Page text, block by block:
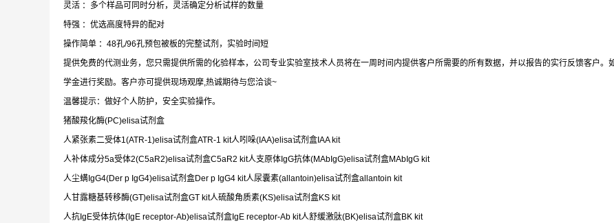
灵活 ：多个样品可同时分析，灵活确定分析试样的数量
特强 ：优选高度特异的配对
操作简单 ：48孔/96孔预包被板的完整试剂，实验时间短
提供免费的代测业务，您只需提供所需的化验样本，公司专业实验室技术人员将在一周时间内提供客户所需要的所有数据，并以报告的实行反馈客户
学金进行奖励。客户亦可提供现场观摩,热诚期待与您洽谈~
温馨提示：做好个人防护，安全实验操作。
猪酸羧化酶(PC)elisa试剂盒
人紧张素二受体1(ATR-1)elisa试剂盒ATR-1 kit人吲哚(IAA)elisa试剂盒IAA kit
人补体成分5a受体2(C5aR2)elisa试剂盒C5aR2 kit人支原体IgG抗体(MAbIgG)elisa试剂盒MAbIgG kit
人尘螨IgG4(Der p IgG4)elisa试剂盒Der p IgG4 kit人尿囊素(allantoin)elisa试剂盒allantoin kit
人甘露糖基转移酶(GT)elisa试剂盒GT kit人硫酸角质素(KS)elisa试剂盒KS kit
人抗IgE受体抗体(IgE receptor-Ab)elisa试剂盒IgE receptor-Ab kit人舒缓激肽(BK)elisa试剂盒BK kit